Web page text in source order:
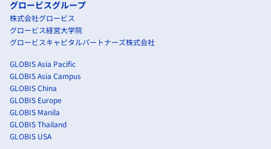
グロービスグループ
株式会社グロービス
グロービス経営大学院
グロービスキャピタルパートナーズ株式会社
GLOBIS Asia Pacific
GLOBIS Asia Campus
GLOBIS China
GLOBIS Europe
GLOBIS Manila
GLOBIS Thailand
GLOBIS USA